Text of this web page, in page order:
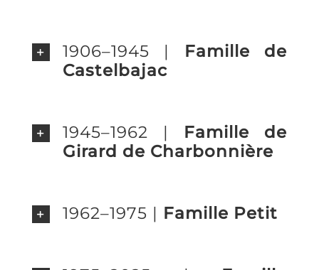
1906–1945 | Famille de
Castelbajac
1945–1962 | Famille de
Girard de Charbonnière
1962–1975 | Famille Petit